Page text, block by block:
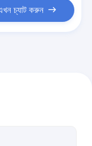
চ্যাট করুন